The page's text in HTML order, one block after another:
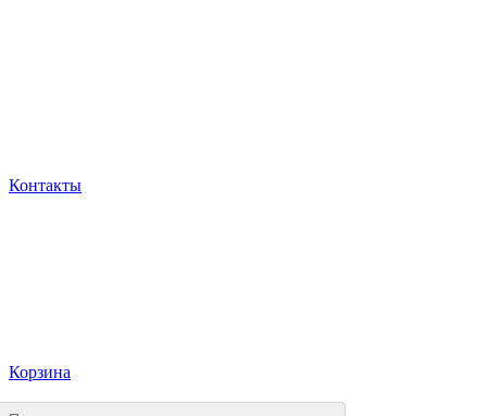
Контакты
Корзина